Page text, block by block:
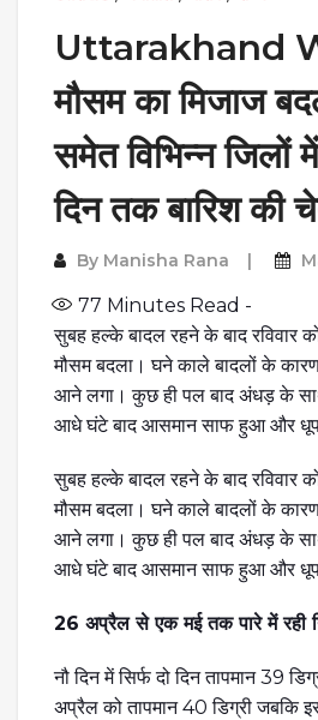
Uttarakhand
मौसम का मिजाज
समेत विभिन्न
दिन तक बारिश की
By Manisha Rana
77 Minutes Read -
सुबह हल्के बादल रहने के बाद रविवार
मौसम बदला। घने काले बादलों के
आने लगा। कुछ ही पल बाद अंधड़ के
आधे घंटे बाद आसमान साफ हुआ और
सुबह हल्के बादल रहने के बाद रविवार
मौसम बदला। घने काले बादलों के
आने लगा। कुछ ही पल बाद अंधड़ के
आधे घंटे बाद आसमान साफ हुआ और
26 अप्रैल से एक मई तक पारे में रही
नौ दिन में सिर्फ दो दिन तापमान 39
अप्रैल को तापमान 40 डिग्री जबकि